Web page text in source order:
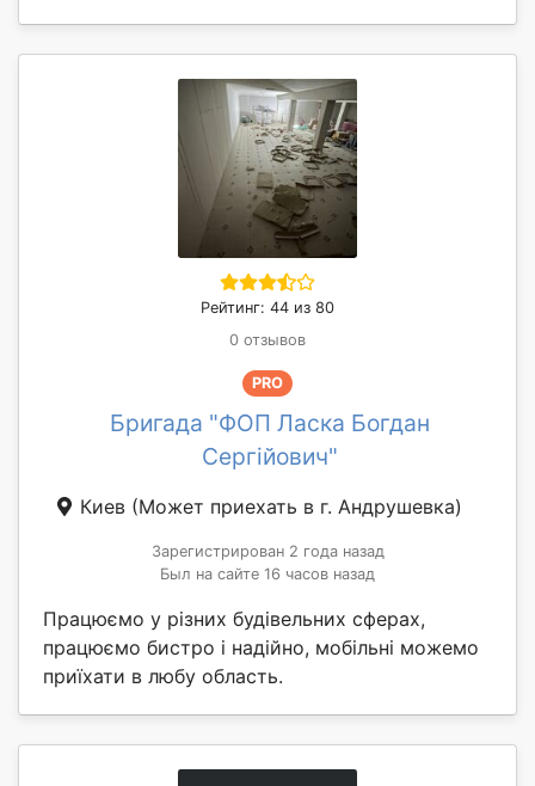
Рейтинг: 44 из 80
0 отзывов
PRO
Бригада "ФОП Ласка Богдан
Сергійович"
Киев (Может приехать в г. Андрушевка)
Зарегистрирован 2 года назад
Был на сайте 16 часов назад
Працюємо у різних будівельних сферах,
працюємо бистро і надійно, мобільні можемо
приїхати в любу область.